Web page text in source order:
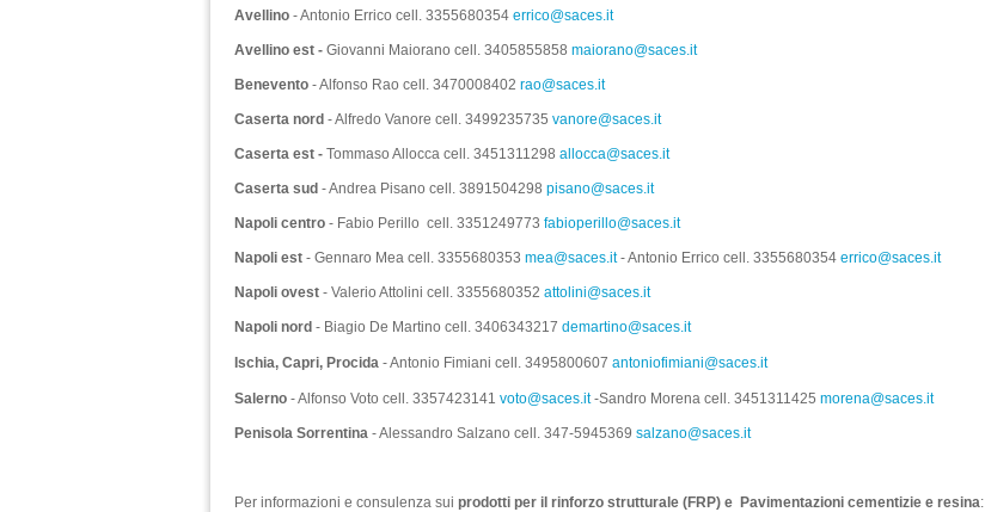
Avellino - Antonio Errico cell. 3355680354 errico@saces.it
Avellino est - Giovanni Maiorano cell. 3405855858 maiorano@saces.it
Benevento- Alfonso Rao cell. 3470008402 rao@saces.it
Caserta nord - Alfredo Vanore cell. 3499235735 vanore@saces.it
Caserta est - Tommaso Allocca cell. 3451311298 allocca@saces.it
Caserta sud - Andrea Pisano cell. 3891504298 pisano@saces.it
Napoli centro- Fabio Perillo cell. 3351249773 fabioperillo@saces.it
Napoli est- Gennaro Mea cell. 3355680353 mea@saces.it- Antonio Errico cell. 3355680354 errico@saces.it
Napoli ovest- Valerio Attolini cell. 3355680352 attolini@saces.it
Napoli nord - Biagio De Martino cell. 3406343217 demartino@saces.it
Ischia, Capri, Procida- Antonio Fimiani cell. 3495800607 antoniofimiani@saces.it
Salerno- Alfonso Voto cell. 3357423141 voto@saces.it-Sandro Morena cell. 3451311425 morena@saces.it
Penisola Sorrentina- Alessandro Salzano cell. 347‐5945369 salzano@saces.it
Per informazioni e consulenza sui prodotti per il rinforzo strutturale (FRP) e Pavimentazioni cementizie e resina: